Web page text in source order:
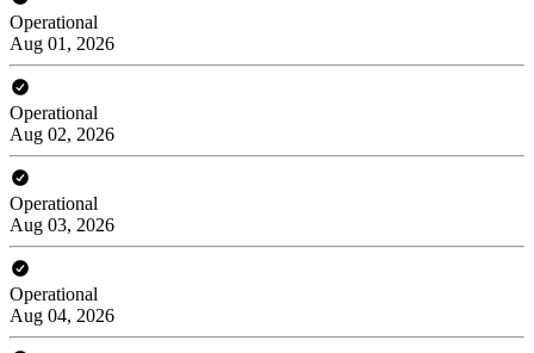
Operational
Aug 01, 2026
Operational
Aug 02, 2026
Operational
Aug 03, 2026
Operational
Aug 04, 2026